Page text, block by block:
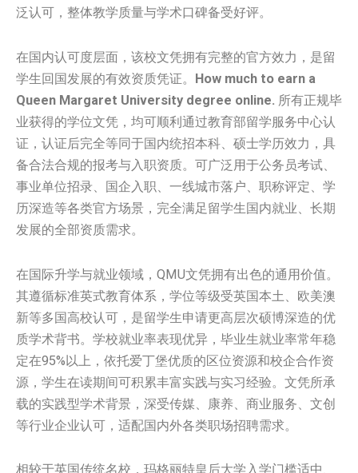
泛认可，整体教学质量与学术口碑备受好评。
在国内认可度层面，该校文凭拥有完整的官方效力，是留
学生回国发展的有效资质凭证。 How much to earn a
Queen Margaret University degree online. 所有正规毕
业获得的学位文凭，均可顺利通过教育部留学服务中心认
证，认证后完全等同于国内统招本科、硕士学历效力，具
备合法合规的报考与入职资质。可广泛用于公务员考试、
事业单位招录、国企入职、一线城市落户、职称评定、学
历深造等各类官方场景，完全满足留学生国内就业、长期
发展的全部资质需求。
在国际升学与就业领域，QMU文凭拥有出色的通用价值。
其遵循标准英式教育体系，学位等级受英国本土、欧美澳
新等多国高校认可，是留学生申请更高层次硕博深造的优
质学术背书。学校就业率表现优异，毕业生就业率常年稳
定在95%以上，依托爱丁堡优质的区位资源和校企合作资
源，学生在读期间可积累丰富实践与实习经验。文凭所承
载的实践型学术背景，深受传媒、康养、商业服务、文创
等行业企业认可，适配国内外各类职场招聘需求。
相较于英国传统名校，玛格丽特皇后大学入学门槛适中、